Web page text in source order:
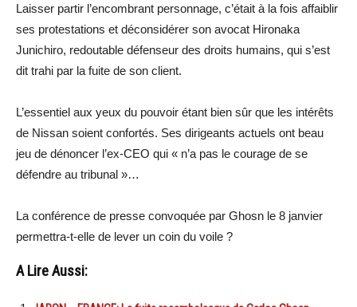
Laisser partir l’encombrant personnage, c’était à la fois affaiblir
ses protestations et déconsidérer son avocat Hironaka
Junichiro, redoutable défenseur des droits humains, qui s’est
dit trahi par la fuite de son client.
L’essentiel aux yeux du pouvoir étant bien sûr que les intérêts
de Nissan soient confortés. Ses dirigeants actuels ont beau
jeu de dénoncer l’ex-CEO qui « n’a pas le courage de se
défendre au tribunal »…
La conférence de presse convoquée par Ghosn le 8 janvier
permettra-t-elle de lever un coin du voile ?
A Lire Aussi: